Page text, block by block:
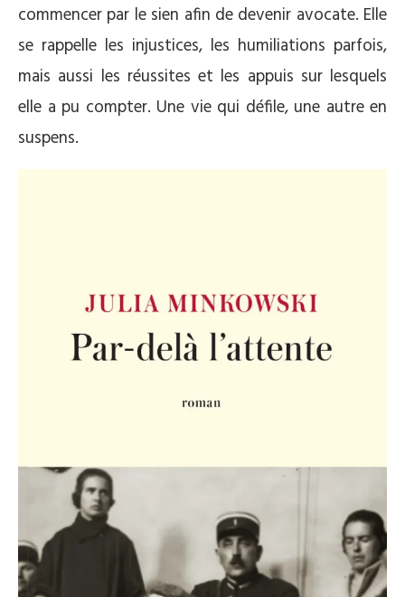
commencer par le sien afin de devenir avocate. Elle
se rappelle les injustices, les humiliations parfois,
mais aussi les réussites et les appuis sur lesquels
elle a pu compter. Une vie qui défile, une autre en
suspens.